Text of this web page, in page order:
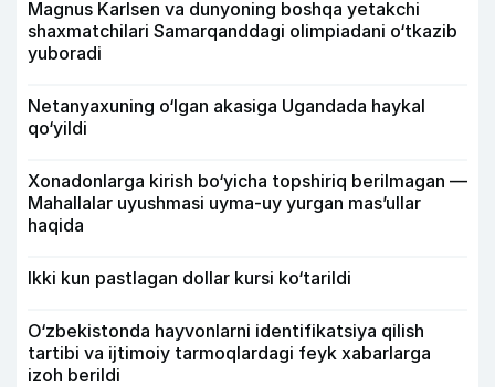
Magnus Karlsen va dunyoning boshqa yetakchi
shaxmatchilari Samarqanddagi olimpiadani o‘tkazib
yuboradi
Netanyaxuning o‘lgan akasiga Ugandada haykal
qo‘yildi
Xonadonlarga kirish bo‘yicha topshiriq berilmagan —
Mahallalar uyushmasi uyma-uy yurgan mas’ullar
haqida
Ikki kun pastlagan dollar kursi ko‘tarildi
O‘zbekistonda hayvonlarni identifikatsiya qilish
tartibi va ijtimoiy tarmoqlardagi feyk xabarlarga
izoh berildi